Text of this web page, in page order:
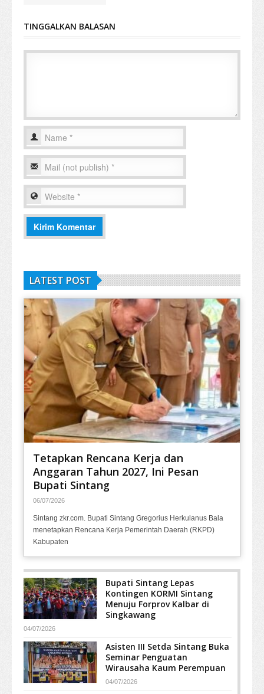
TINGGALKAN BALASAN
LATEST POST
Tetapkan Rencana Kerja dan
Anggaran Tahun 2027, Ini Pesan
Bupati Sintang
06/07/2026
Sintang zkr.com. Bupati Sintang Gregorius Herkulanus Bala
menetapkan Rencana Kerja Pemerintah Daerah (RKPD)
Kabupaten
Bupati Sintang Lepas
Kontingen KORMI Sintang
Menuju Forprov Kalbar di
Singkawang
04/07/2026
Asisten III Setda Sintang Buka
Seminar Penguatan
Wirausaha Kaum Perempuan
04/07/2026